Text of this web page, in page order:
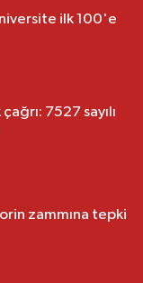
ilk 100'e
7527 sayılı
zammına tepki